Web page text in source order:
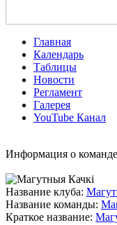
Главная
Календарь
Таблицы
Новости
Регламент
Галерея
YouTube Канал
Информация о
Название клуба:
Название команды:
Краткое название: